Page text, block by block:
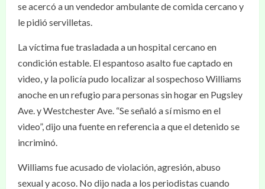
se acercó a un vendedor ambulante de comida cercano y
le pidió servilletas.
La víctima fue trasladada a un hospital cercano en
condición estable. El espantoso asalto fue captado en
video, y la policía pudo localizar al sospechoso Williams
anoche en un refugio para personas sin hogar en Pugsley
Ave. y Westchester Ave. “Se señaló a sí mismo en el
video”, dijo una fuente en referencia a que el detenido se
incriminó.
Williams fue acusado de violación, agresión, abuso
sexual y acoso. No dijo nada a los periodistas cuando